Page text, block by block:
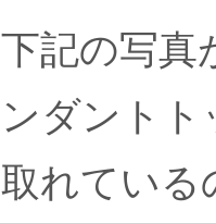
下記の写真
ンダントト
取れている